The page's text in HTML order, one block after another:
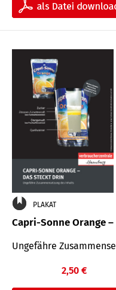
PLAKAT
Capri-Sonne Orange
Ungefähre
2,50 €